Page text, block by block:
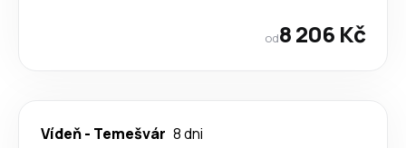
od8 206 Kč
Vídeň- Temešvár 8 dni